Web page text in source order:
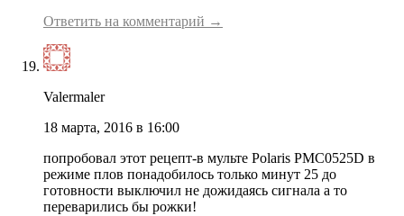
Ответить на комментарий →
Valermaler
18 марта, 2016 в 16:00
попробовал этот рецепт-в мульте Polaris PMC0525D в
режиме плов понадобилось только минут 25 до
готовности выключил не дожидаясь сигнала а то
переварились бы рожки!